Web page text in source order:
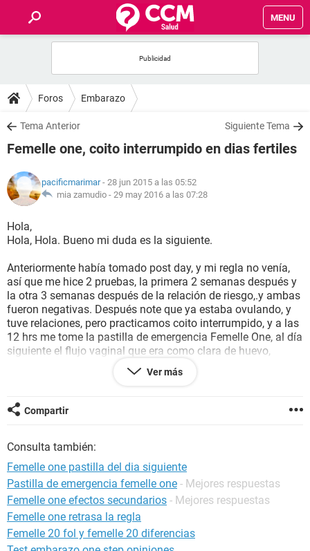
MENU
FOROS
SALUD
NUTRICIÓN
BIENESTAR
SEXUALIDAD
GLOSARIO
Foros Embarazo
Tema Anterior Siguiente Tema
Femelle one, coito interrumpido en dias fertiles
pacificmarimar- 28 jun 2015 a las 05:52
mia zamudio - 29 may 2016 a las 07:28
Hola,
Hola, Hola. Bueno mi duda es la siguiente.
Anteriormente había tomado post day, y mi regla no venía,
así que me hice 2 pruebas, la primera 2 semanas después y
la otra 3 semanas después de la relación de riesgo,.y ambas
fueron negativas. Después note que ya estaba ovulando, y
tuve relaciones, pero practicamos coito interrumpido, y a las
12 hrs me tome la pastilla de emergencia Femelle One, al día
siguiente el flujo vaginal que era como clara de huevo,
cambio a ser como blanco, y ahora lo tengo como espeso...
Ya han pasado 10 días y no me baja. Sólo flujo como tipo
Funcionó la pastilla?
Esta pastilla es nueva y lo que hace es cambiar el moco
cervical para impedir la fecundación.... Estoy muy asustada!
Espero una respuesta muy pronto por favor !!!!!
Ver más
Compartir
Consulta también:
Femelle one pastilla del dia siguiente
Pastilla de emergencia femelle one - Mejores respuestas
Femelle one efectos secundarios - Mejores respuestas
Femelle one retrasa la regla
Femelle 20 fol y femelle 20 diferencias